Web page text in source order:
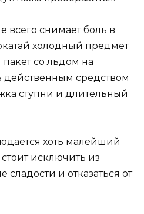
всего снимает боль в
холодный предмет
со льдом на
действенным средством
ступни и длительный
хоть малейший
исключить из
и отказаться от